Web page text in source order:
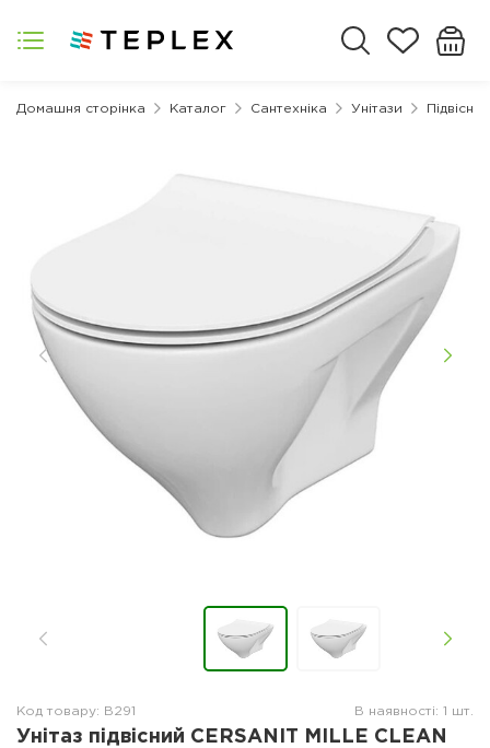
Домашня сторінка Каталог Сантехніка Унітази Підвісні
Код товару: В291 В наявності: 1 шт.
Унітаз підвісний CERSANIT MILLE CLEAN